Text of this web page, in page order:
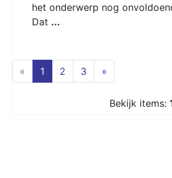
het onderwerp nog
Dat ...
« 1 (current)
2 3 »
Bekijk items: